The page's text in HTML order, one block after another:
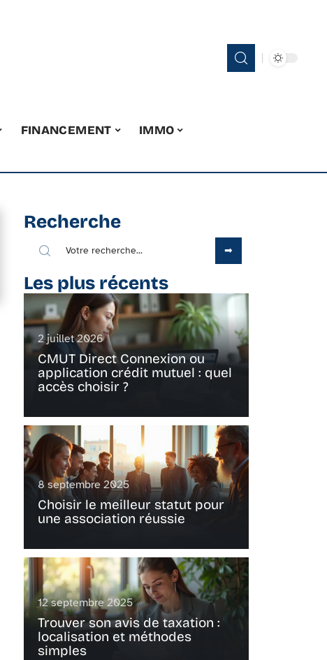
FINANCEMENT
IMMO
Recherche
Les plus récents
2 juillet 2026
CMUT Direct Connexion ou
application crédit mutuel : quel
accès choisir ?
8 septembre 2025
Choisir le meilleur statut pour
une association réussie
12 septembre 2025
Trouver son avis de taxation :
localisation et méthodes
simples